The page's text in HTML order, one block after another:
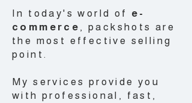
In today's world of e-
commerce , packshots are
the most effective selling
point.
My services provide you
with professional, fast,